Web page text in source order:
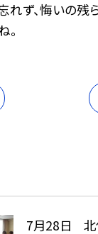
れず、悔いの残
。
7月28日 北